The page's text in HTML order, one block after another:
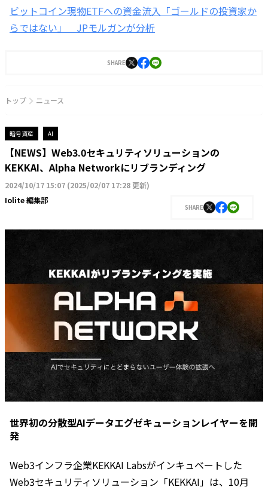
ビットコイン現物ETFへの資金流入「ゴールドの投資家か
らではない」 JPモルガンが分析
SHARE
トップ ニュース
暗号資産 AI
【NEWS】Web3.0セキュリティソリューションの
KEKKAI、Alpha Networkにリブランディング
2024/10/17 15:07 (2025/02/07 17:28 更新)
Iolite 編集部
SHARE
世界初の分散型AIデータエグゼキューションレイヤーを開
発
Web3インフラ企業KEKKAI Labsがインキュベートした
Web3セキュリティソリューション「KEKKAI」は、10月